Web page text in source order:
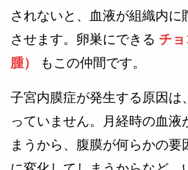
されないと、血液が組織内に
させます。卵巣にできる チ
腫）
もこの仲間です。
子宮内膜症が発生する原因は
っていません。月経時の血液
まうから、腹膜が何らかの要